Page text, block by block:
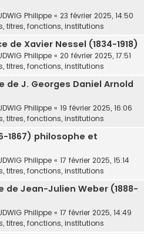
Philippe « 23 février 2025, 14:50
titres, fonctions, institutions
de Xavier Nessel (1834-1918)
Philippe « 20 février 2025, 17:51
titres, fonctions, institutions
de J. Georges Daniel Arnold
Philippe « 19 février 2025, 16:06
titres, fonctions, institutions
1867) philosophe et
Philippe « 17 février 2025, 15:14
titres, fonctions, institutions
de Jean-Julien Weber (1888-
Philippe « 17 février 2025, 14:49
titres, fonctions, institutions